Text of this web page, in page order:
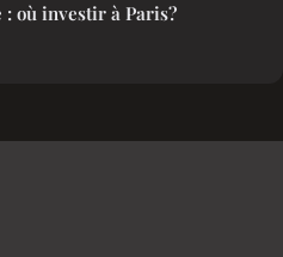
où investir à Paris?